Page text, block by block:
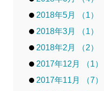
2018年5月 （1）
2018年3月 （1）
2018年2月 （2）
2017年12月 （1）
2017年11月 （7）